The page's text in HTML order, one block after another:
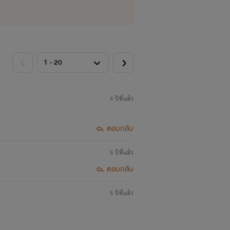
4 ปีที่แล้ว
ตอบกลับ
5 ปีที่แล้ว
ตอบกลับ
5 ปีที่แล้ว